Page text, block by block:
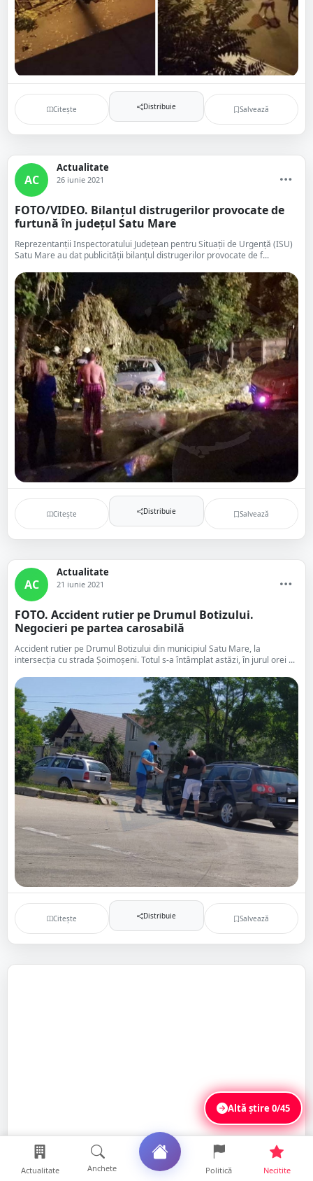
Citește Distribuie Salvează
AC
Actualitate
26 iunie 2021
FOTO/VIDEO. Bilanțul distrugerilor provocate de
furtună în județul Satu Mare
Reprezentanții Inspectoratului Județean pentru Situații de Urgență (ISU)
Satu Mare au dat publicității bilanțul distrugerilor provocate de f...
Citește Distribuie Salvează
AC
Actualitate
21 iunie 2021
FOTO. Accident rutier pe Drumul Botizului.
Negocieri pe partea carosabilă
Accident rutier pe Drumul Botizului din municipiul Satu Mare, la
intersecția cu strada Șoimoșeni. Totul s-a întâmplat astăzi, în jurul orei ...
Citește Distribuie Salvează
Altă știre0/45
Actualitate Anchete Politică Necitite